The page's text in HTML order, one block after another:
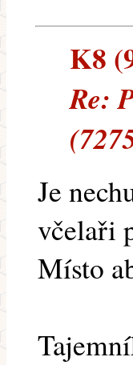
K8
Re:
Je
včelaři
Místo